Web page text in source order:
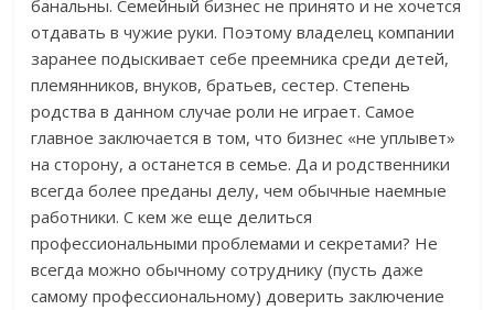
банальны. Семейный бизнес не принято и не хочется
отдавать в чужие руки. Поэтому владелец компании
заранее подыскивает себе преемника среди детей,
племянников, внуков, братьев, сестер. Степень
родства в данном случае роли не играет. Самое
главное заключается в том, что бизнес «не уплывет»
на сторону, а останется в семье. Да и родственники
всегда более преданы делу, чем обычные наемные
работники. С кем же еще делиться
профессиональными проблемами и секретами? Не
всегда можно обычному сотруднику (пусть даже
самому профессиональному) доверить заключение